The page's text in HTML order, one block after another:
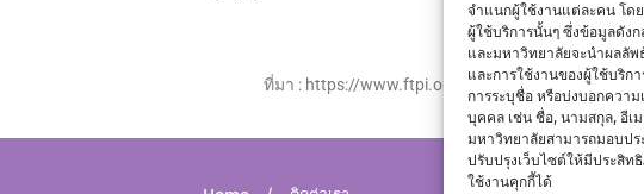
จำแนกผู้ใช้งานแต่ละคน โด
ผู้ใช้บริการนั้นๆ ซึ่งข้อมูลดัง
และมหาวิทยาลัยจะนำผลลัพ
และการใช้งานของผู้ใช้บริก
การระบุชื่อ หรือบ่งบอกควา
บุคคล เช่น ชื่อ, นามสกุล, อีเ
มหาวิทยาลัยสามารถมอบป
ปรับปรุงเว็บไซต์ให้มีประสิท
ใช้งานคุกกี้ได้
ที่มา : https://www.ftpi.or.th/event/data-